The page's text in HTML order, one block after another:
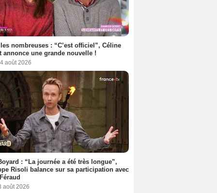
nombreuses : “C’est officiel”, Céline
annonce une grande nouvelle !
août 2026
: “La journée a été très longue”,
Risoli balance sur sa participation avec
août 2026